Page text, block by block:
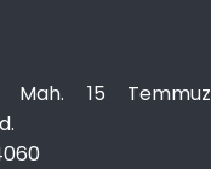
Mah. 15 Temmuz